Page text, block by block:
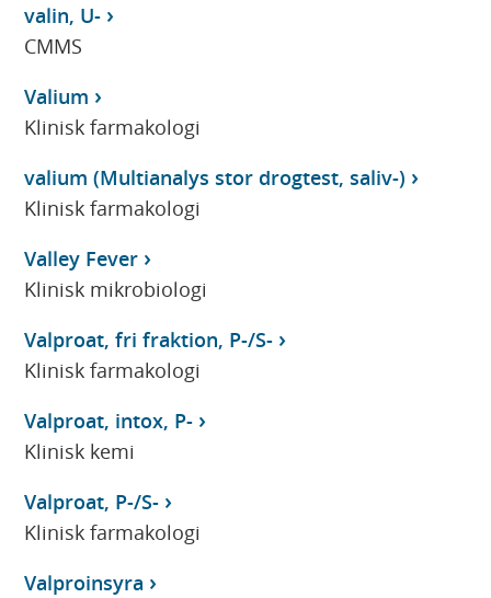
valin, U-
CMMS
Valium
Klinisk farmakologi
valium (Multianalys stor drogtest, saliv-)
Klinisk farmakologi
Valley Fever
Klinisk mikrobiologi
Valproat, fri fraktion, P-/S-
Klinisk farmakologi
Valproat, intox, P-
Klinisk kemi
Valproat, P-/S-
Klinisk farmakologi
Valproinsyra